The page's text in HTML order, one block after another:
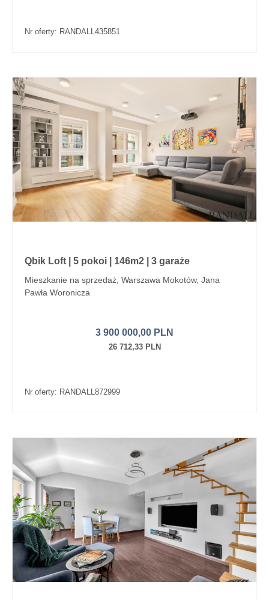
Nr oferty: RANDALL435851
Qbik Loft | 5 pokoi | 146m2 | 3 garaże
Mieszkanie na sprzedaż, Warszawa Mokotów, Jana
Pawła Woronicza
3 900 000,00 PLN
26 712,33 PLN
Nr oferty: RANDALL872999